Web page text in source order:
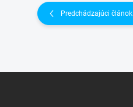
Predchádzajúci článok